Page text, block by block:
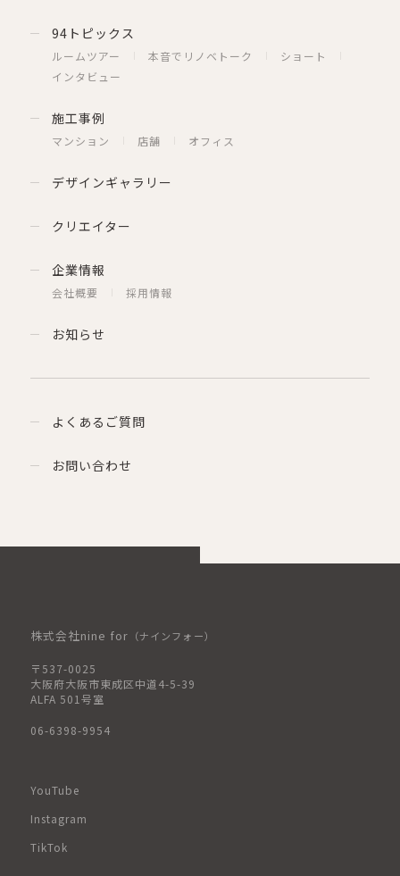
94トピックス
ルームツアー 本音でリノベトーク
ショート
インタビュー
施工事例
マンション 店舗 オフィス
デザインギャラリー
クリエイター
企業情報
会社概要 採用情報
お知らせ
よくあるご質問
お問い合わせ
株式会社nine for （ナインフォー）
〒537-0025
大阪府大阪市東成区中道4-5-39
ALFA 501号室
06-6398-9954
YouTube
Instagram
TikTok